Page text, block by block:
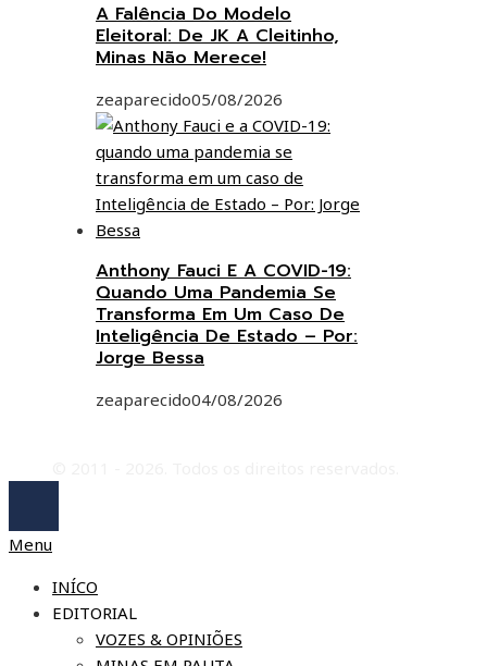
A Falência Do Modelo
Eleitoral: De JK A Cleitinho,
Minas Não Merece!
zeaparecido05/08/2026
Anthony Fauci E A COVID-19:
Quando Uma Pandemia Se
Transforma Em Um Caso De
Inteligência De Estado – Por:
Jorge Bessa
zeaparecido04/08/2026
Menu
INÍCO
EDITORIAL
VOZES & OPINIÕES